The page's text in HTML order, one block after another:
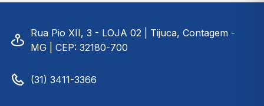
Rua Pio XII, 3 - LOJA 02 | Tijuca, Contagem -
MG | CEP: 32180-700
(31) 3411-3366